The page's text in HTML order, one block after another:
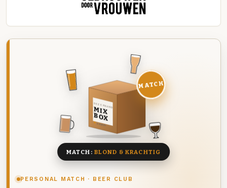
PERSONAL MATCH · BEER CLUB
DEZE MAAND
MIX
BOX
8 BIEREN
MATCH
MATCH: BLOND & KRACHTIG